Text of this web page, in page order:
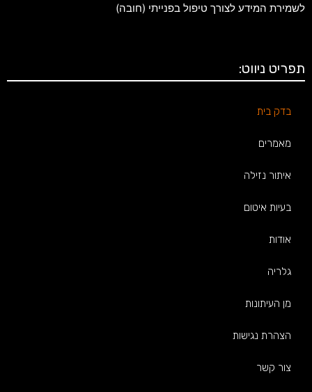
לשמירת המידע לצורך טיפול בפנייתי (חובה)
תפריט ניווט:
בדק בית
מאמרים
איתור נזילה
בעיות איטום
אודות
גלריה
מן העיתונות
הצהרת נגישות
צור קשר